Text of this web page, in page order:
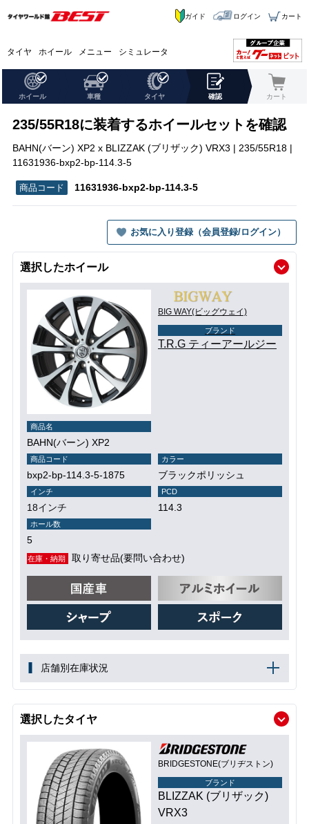
タイヤ ホイール メニュー シミュレータ
ガイド ログイン カート
ホイール 車種 タイヤ 確認 カート
235/55R18に装着するホイールセットを確認
BAHN(バーン) XP2 x BLIZZAK (ブリザック) VRX3 | 235/55R18 |
11631936-bxp2-bp-114.3-5
11631936-bxp2-bp-114.3-5
お気に入り登録（会員登録/ログイン）
選択したホイール
BIG WAY(ビッグウェイ)
ブランド
T.R.G ティーアールジー
商品名
BAHN(バーン) XP2
商品コード
bxp2-bp-114.3-5-1875
カラー
ブラックポリッシュ
インチ
18インチ
PCD
114.3
ホール数
5
在庫・納期 取り寄せ品(要問い合わせ)
店舗別在庫状況
選択したタイヤ
BRIDGESTONE(ブリヂストン)
ブランド
BLIZZAK (ブリザック)
VRX3